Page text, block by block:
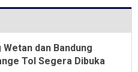
dan Bandung
Tol Segera Dibuka